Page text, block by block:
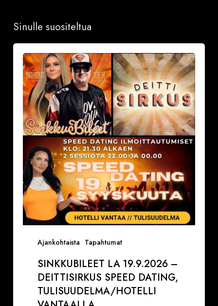
Sinulle suositeltua
Ajankohtaista Tapahtumat
19.9.2026
Deittisirkus
Speed
Dating,
Tulisuudelma/Hotelli
Vantaalla
SINKKUBILEET LA 19.9.2026 –
DEITTISIRKUS SPEED DATING,
TULISUUDELMA/HOTELLI